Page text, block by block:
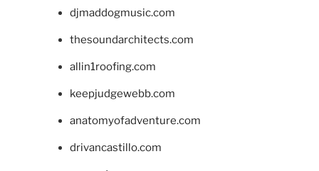
djmaddogmusic.com
thesoundarchitects.com
allin1roofing.com
keepjudgewebb.com
anatomyofadventure.com
drivancastillo.com